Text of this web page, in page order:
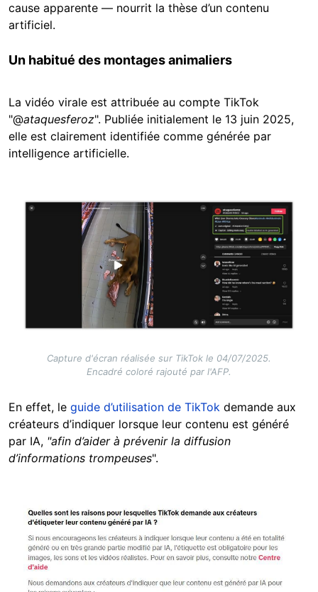
cause apparente — nourrit la thèse d’un contenu
artificiel.
Un habitué des montages animaliers
La vidéo virale est attribuée au compte TikTok
"@ataquesferoz". Publiée initialement le 13 juin 2025,
elle est clairement identifiée comme générée par
intelligence artificielle.
Image
Capture d'écran réalisée sur TikTok le 04/07/2025.
Encadré coloré rajouté par l'AFP.
En effet, le guide d’utilisation de TikTok demande aux
créateurs d’indiquer lorsque leur contenu est généré
par IA, "afin d’aider à prévenir la diffusion
d’informations trompeuses".
Image